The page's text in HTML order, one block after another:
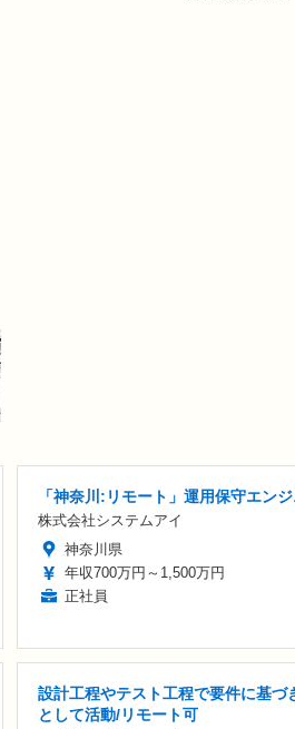
「神奈川:リモート」運用保守エン
株式会社システムアイ
神奈川県
年収700万円～1,500万円
正社員
設計工程やテスト工程で要件に基づ
として活動/リモート可